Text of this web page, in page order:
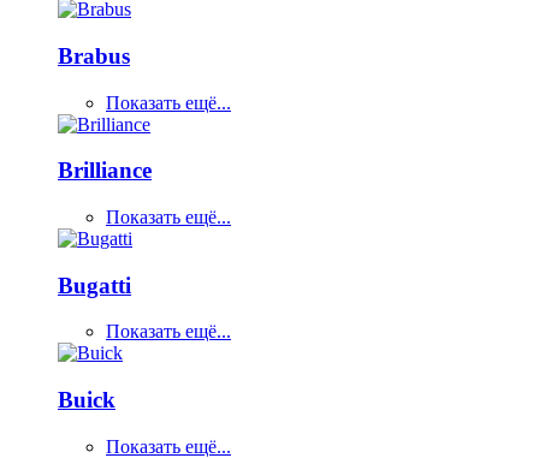
Brabus
Показать ещё...
Brilliance
Показать ещё...
Bugatti
Показать ещё...
Buick
Показать ещё...